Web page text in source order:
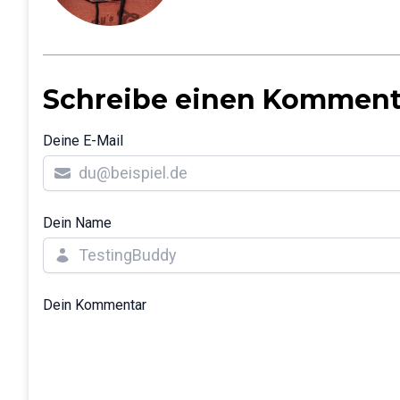
Schreibe einen
Deine E-Mail
Dein Name
Dein Kommentar